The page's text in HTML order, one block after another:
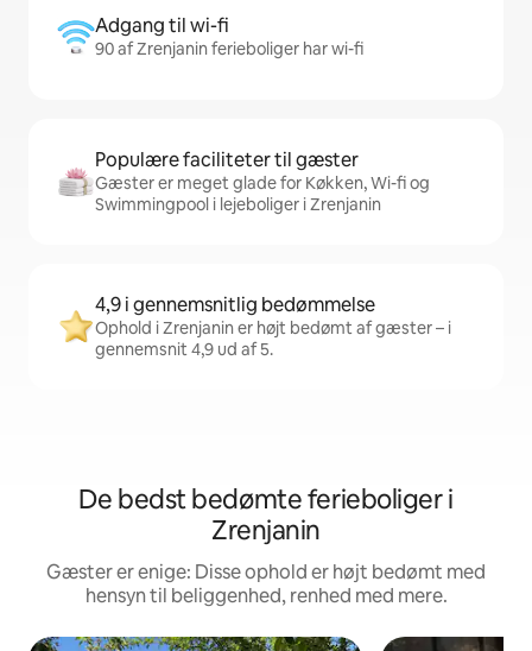
Adgang til wi-fi
90 af Zrenjanin ferieboliger har wi-fi
Populære faciliteter til gæster
Gæster er meget glade for Køkken, Wi-fi og
Swimmingpool i lejeboliger i Zrenjanin
4,9 i gennemsnitlig bedømmelse
Ophold i Zrenjanin er højt bedømt af gæster – i
gennemsnit 4,9 ud af 5.
De bedst bedømte ferieboliger i
Zrenjanin
Gæster er enige: Disse ophold er højt bedømt med
hensyn til beliggenhed, renhed med mere.